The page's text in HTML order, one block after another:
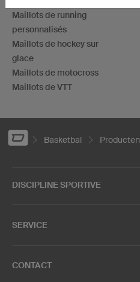
Maillots de running
personnalisés
Maillots de hockey sur
glace
Maillots de motocross
Maillots de VTT
Basketbal Producten
DISCIPLINE SPORTIVE
SERVICE
CONTACT